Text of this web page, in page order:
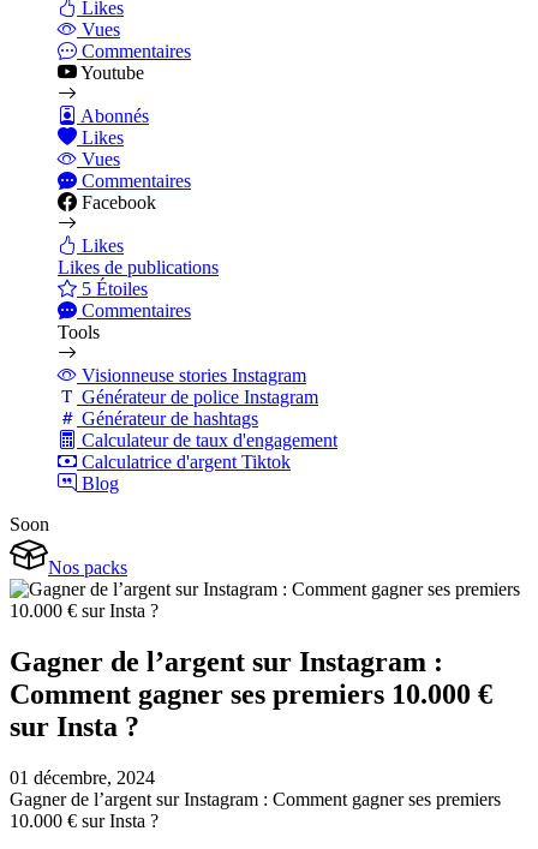
Likes
Vues
Commentaires
Youtube
Abonnés
Likes
Vues
Commentaires
Facebook
Likes
Likes de publications
5 Étoiles
Commentaires
Tools
Visionneuse stories Instagram
Générateur de police Instagram
Générateur de hashtags
Calculateur de taux d'engagement
Calculatrice d'argent Tiktok
Blog
Soon
Nos packs
Gagner de l’argent sur Instagram :
Comment gagner ses premiers 10.000 €
sur Insta ?
01 décembre, 2024
Gagner de l’argent sur Instagram : Comment gagner ses premiers
10.000 € sur Insta ?